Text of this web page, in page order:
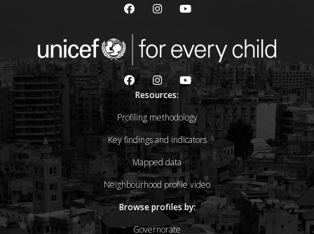
Resources:
Profiling methodology
Key findings and indicators
Mapped data
Neighbourhood profile video
Browse profiles by:
Governorate